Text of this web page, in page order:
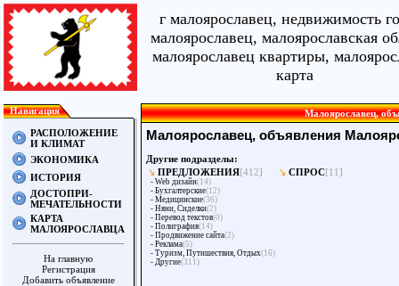
г малоярославец, недвижимость
малоярославец, малоярославская
малоярославец квартиры,
карта
Навигация
РАСПОЛОЖЕНИЕ
И КЛИМАТ
ЭКОНОМИКА
ИСТОРИЯ
ДОСТОПРИ-
МЕЧАТЕЛЬНОСТИ
КАРТА
МАЛОЯРОСЛАВЦА
На главную
Регистрация
Добавить объявление
Малоярославец,
Малоярославец, объявления
Другие подразделы:
ПРЕДЛОЖЕНИЯ[412]
- Web дизайн(14)
- Бухгалтерские(12)
- Медицинские(36)
- Няни, Сиделки(2)
- Перевод текстов(0)
- Полиграфия(14)
- Продвижение сайта(2)
- Реклама(5)
- Туризм, Путишествия, Отдых(16)
- Другие(311)
СПРОС[11]